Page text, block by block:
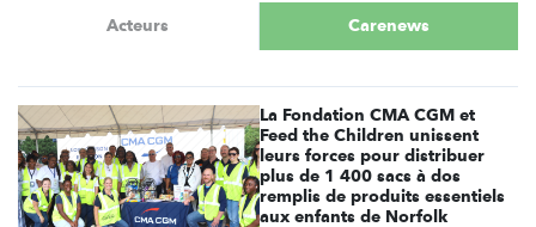
Acteurs Carenews
La Fondation CMA CGM et
Feed the Children unissent
leurs forces pour distribuer
plus de 1 400 sacs à dos
remplis de produits essentiels
aux enfants de Norfolk